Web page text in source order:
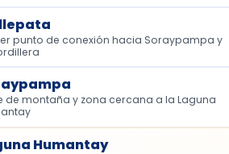
punto de conexión hacia Soraypampa y
de montaña y zona cercana a la Laguna
Humantay